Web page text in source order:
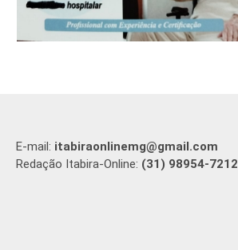
E-mail: itabiraonlinemg@gmail.com
Redação Itabira-Online: (31) 98954-7212